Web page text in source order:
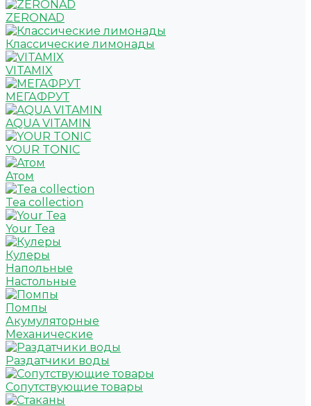
ZERONAD
Классические лимонады
VITAMIX
МЕГАФРУТ
AQUA VITAMIN
YOUR TONIC
Атом
Tea collection
Your Tea
Кулеры
Напольные
Настольные
Помпы
Акумуляторные
Механические
Раздатчики воды
Сопутствующие товары